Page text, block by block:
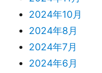
2024年10月
2024年8月
2024年7月
2024年6月